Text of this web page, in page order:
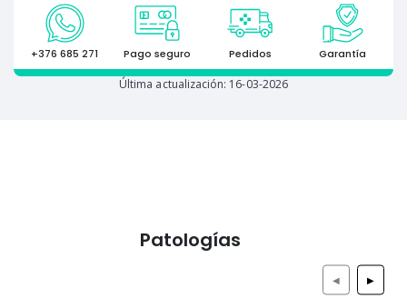
+376 685 271 Pago seguro Pedidos Garantía
Última actualización: 16-03-2026
Patologías
◀ ▶